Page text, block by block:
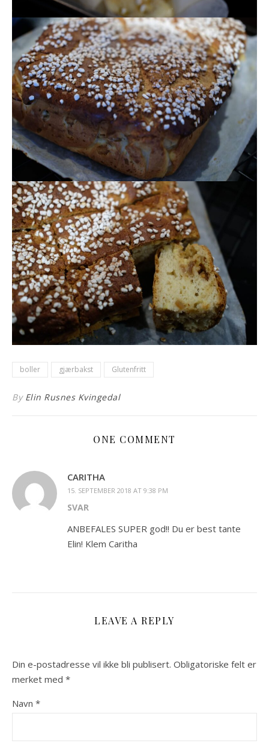
boller gjærbakst Glutenfritt
By Elin Rusnes Kvingedal
ONE COMMENT
CARITHA
15. SEPTEMBER 2018 AT 9:38 PM
SVAR
ANBEFALES SUPER god!! Du er best tante
Elin! Klem Caritha
LEAVE A REPLY
Din e-postadresse vil ikke bli publisert. Obligatoriske felt er
merket med *
Navn *